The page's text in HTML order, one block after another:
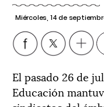
Miércoles, 14 de
El pasado 26 de
Educación